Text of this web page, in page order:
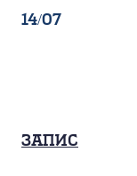
14/07
Запис